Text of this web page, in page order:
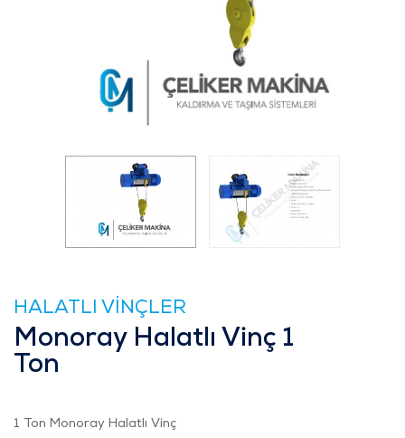
HALATLI VİNÇLER
Monoray Halatlı Vinç 1
Ton
1 Ton Monoray Halatlı Vinç